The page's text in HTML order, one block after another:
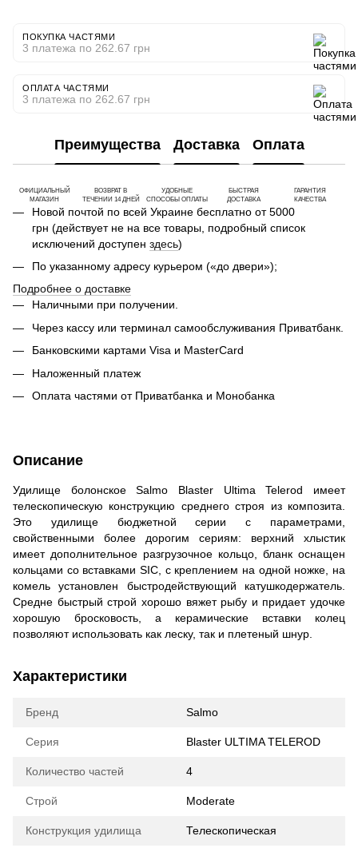
ПОКУПКА ЧАСТЯМИ
3 платежа по 262.67 грн
ОПЛАТА ЧАСТЯМИ
3 платежа по 262.67 грн
Преимущества Доставка Оплата
ОФИЦИАЛЬНЫЙ
МАГАЗИН
ВОЗВРАТ В
ТЕЧЕНИИ 14 ДНЕЙ
УДОБНЫЕ
СПОСОБЫ ОПЛАТЫ
БЫСТРАЯ
ДОСТАВКА
ГАРАНТИЯ
КАЧЕСТВА
Новой почтой по всей Украине бесплатно от 5000
грн (действует не на все товары, подробный список
исключений доступен здесь)
По указанному адресу курьером («до двери»);
Подробнее о доставке
Наличными при получении.
Через кассу или терминал самообслуживания Приватбанк.
Банковскими картами Visa и MasterCard
Наложенный платеж
Оплата частями от Приватбанка и Монобанка
Описание
Удилище болонское Salmo Blaster Ultima Telerod имеет
телескопическую конструкцию среднего строя из композита.
Это удилище бюджетной серии с параметрами,
свойственными более дорогим сериям: верхний хлыстик
имеет дополнительное разгрузочное кольцо, бланк оснащен
кольцами со вставками SIC, с креплением на одной ножке, на
комель установлен быстродействующий катушкодержатель.
Средне быстрый строй хорошо вяжет рыбу и придает удочке
хорошую бросковость, а керамические вставки колец
позволяют использовать как леску, так и плетеный шнур.
Характеристики
Бренд Salmo
Серия Blaster ULTIMA TELEROD
Количество частей 4
Строй Moderate
Конструкция удилища Телескопическая